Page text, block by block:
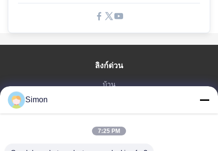
ลิงก์ด่วน
บ้าน
วิดีโอ
เกี่ยวกับเรา
Simon
7:25 PM